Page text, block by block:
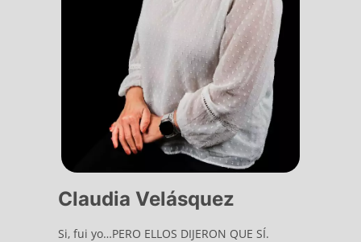
Claudia Velásquez
Si, fui yo…PERO ELLOS DIJERON QUE SÍ.